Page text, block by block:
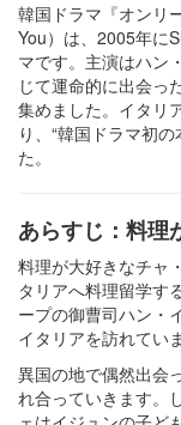
韓国ドラマ『オンリ
You）は、2005年に
マです。主演はハン
じて運命的に出会っ
集めました。イタリ
り、“韓国ドラマ初
た。
あらすじ：料理
料理が大好きなチャ
タリアへ料理留学す
ープの御曹司ハン・
イタリアを訪れてい
異国の地で偶然出会
れ合っていきます。